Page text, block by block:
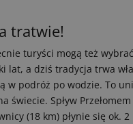
tratwie!
turyści mogą też
a dziś tradycja trwa
podróż po wodzie. To
Spływ
(18 km) płynie się ok.